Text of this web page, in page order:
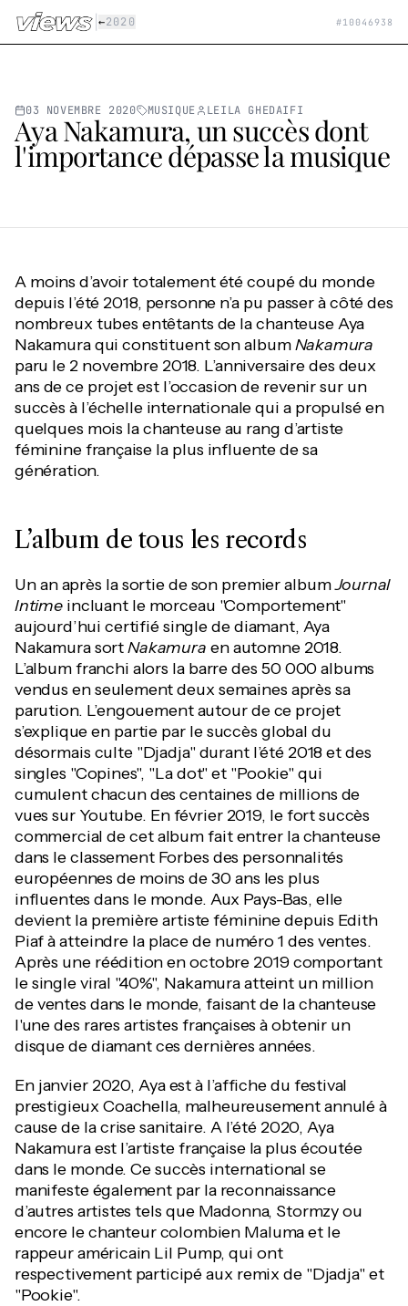
Aller au contenu principal
←2020 # 10046938
03 NOVEMBRE 2020 MUSIQUE LEILA GHEDAIFI
Aya Nakamura, un succès dont
l'importance dépasse la musique
A moins d’avoir totalement été coupé du monde
depuis l’été 2018, personne n’a pu passer à côté des
nombreux tubes entêtants de la chanteuse Aya
Nakamura qui constituent son albumNakamura
paru le 2 novembre 2018. L’anniversaire des deux
ans de ce projet est l’occasion de revenir sur un
succès à l’échelle internationale qui a propulsé en
quelques mois la chanteuse au rang d’artiste
féminine française la plus influente de sa
génération.
L’album de tous les records
Un an après la sortie de son premier albumJournal
Intimeincluant le morceau "Comportement"
aujourd’hui certifié single de diamant, Aya
Nakamura sortNakamura en automne 2018.
L’album franchi alors la barre des 50 000 albums
vendus en seulement deux semaines après sa
parution. L’engouement autour de ce projet
s’explique en partie par le succès global du
désormais culte "Djadja" durant l’été 2018 et des
singles "Copines", "La dot" et "Pookie" qui
cumulent chacun des centaines de millions de
vues sur Youtube. En février 2019, le fort succès
commercial de cet album fait entrer la chanteuse
dans le classement Forbes des personnalités
européennes de moins de 30 ans les plus
influentes dans le monde. Aux Pays-Bas, elle
devient la première artiste féminine depuis Edith
Piaf à atteindre la place de numéro 1 des ventes.
Après une réédition en octobre 2019 comportant
le single viral "40%", Nakamura atteint un million
de ventes dans le monde, faisant de la chanteuse
l'une des rares artistes françaises à obtenir un
disque de diamant ces dernières années.
En janvier 2020, Aya est à l’affiche du festival
prestigieux Coachella, malheureusement annulé à
cause de la crise sanitaire. A l’été 2020, Aya
Nakamura est l’artiste française la plus écoutée
dans le monde. Ce succès international se
manifeste également par la reconnaissance
d’autres artistes tels que Madonna, Stormzy ou
encore le chanteur colombien Maluma et le
rappeur américain Lil Pump, qui ont
respectivement participé aux remix de "Djadja" et
"Pookie".